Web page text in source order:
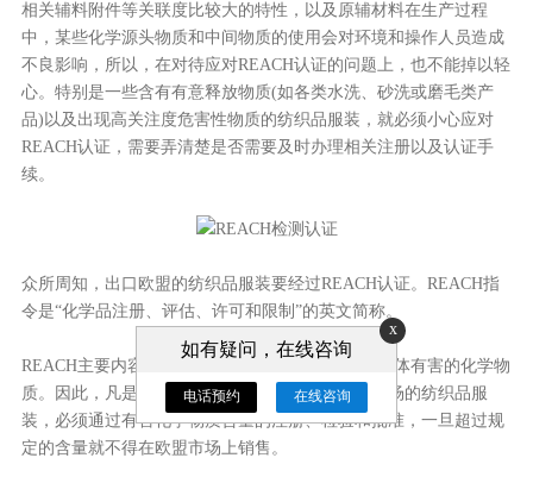
相关辅料附件等关联度比较大的特性，以及原辅材料在生产过程
中，某些化学源头物质和中间物质的使用会对环境和操作人员造成
不良影响，所以，在对待应对REACH认证的问题上，也不能掉以轻
心。特别是一些含有有意释放物质(如各类水洗、砂洗或磨毛类产
品)以及出现高关注度危害性物质的纺织品服装，就必须小心应对
REACH认证，需要弄清楚是否需要及时办理相关注册以及认证手
续。
众所周知，出口欧盟的纺织品服装要经过REACH认证。REACH指
令是“化学品注册、评估、许可和限制”的英文简称。
REACH主要内容是要求证明纺织品服装中不含对人体有害的化学物
质。因此，凡是在欧盟生产的或者是进口到欧盟市场的纺织品服
装，必须通过有害化学物质含量的注册、检验和批准，一旦超过规
定的含量就不得在欧盟市场上销售。
x
如有疑问，在线咨询
电话预约 在线咨询